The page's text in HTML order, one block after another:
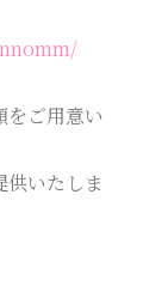
をご用意い
いたしま